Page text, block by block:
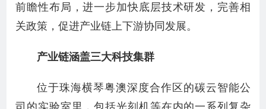
前瞻性布局，进一步加快底层技术研发，完善相
关政策，促进产业链上下游协同发展。
产业链涵盖三大科技集群
位于珠海横琴粤澳深度合作区的碳云智能公
司的实验室里，包括光刻机等在内的一系列复杂